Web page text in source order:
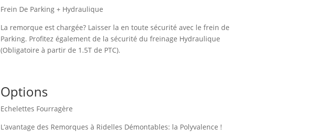
Frein De Parking + Hydraulique
La remorque est chargée? Laisser la en toute sécurité avec le frein de
Parking. Profitez également de la sécurité du freinage Hydraulique
(Obligatoire à partir de 1.5T de PTC).
Options
Echelettes Fourragère
L’avantage des Remorques à Ridelles Démontables: la Polyvalence !